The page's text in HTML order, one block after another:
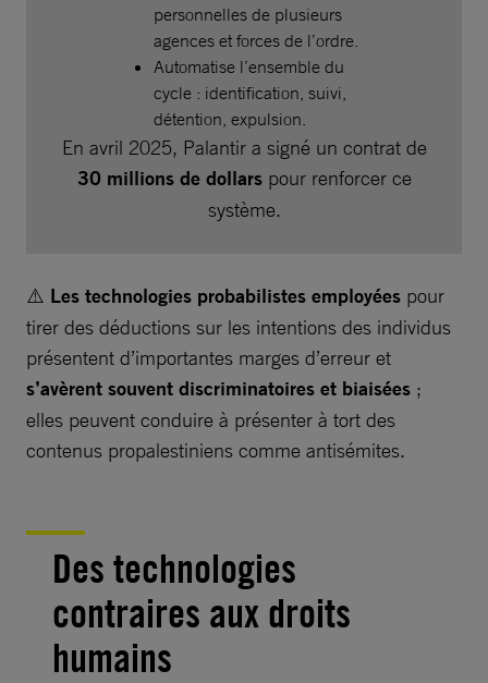
personnelles de plusieurs
agences et forces de l’ordre.
Automatise l’ensemble du
cycle : identification, suivi,
détention, expulsion.
En avril 2025, Palantir a signé un contrat de
30 millions de dollarspour renforcer ce
système.
⚠️ Les technologies probabilistes employées pour
tirer des déductions sur les intentions des individus
présentent d’importantes marges d’erreur et
s’avèrent souvent discriminatoires et biaisées ;
elles peuvent conduire à présenter à tort des
contenus propalestiniens comme antisémites.
Des technologies
contraires aux droits
humains